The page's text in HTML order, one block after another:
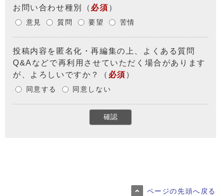
お問い合わせ種別 （ 必須 ）
意見 質問 要望 苦情
投稿内容を匿名化・再編集の上、よくある質問
Q&Aなどで再利用させていただく場合があります
が、よろしいですか？
（ 必須 ）
同意する 同意しない
ページの先頭へ戻る